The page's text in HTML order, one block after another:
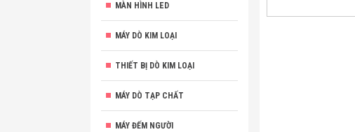
MÀN HÌNH LED
MÁY DÒ KIM LOẠI
THIẾT BỊ DÒ KIM LOẠI
MÁY DÒ TẠP CHẤT
MÁY ĐẾM NGƯỜI